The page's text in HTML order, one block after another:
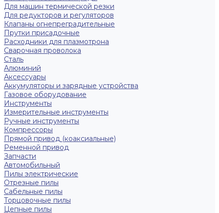
Для машин термической резки
Для редукторов и регуляторов
Клапаны огнепреградительные
Прутки присадочные
Расходники для плазмотрона
Сварочная проволока
Сталь
Алюминий
Аксессуары
Аккумуляторы и зарядные устройства
Газовое оборудование
Инструменты
Измерительные инструменты
Ручные инструменты
Компрессоры
Прямой привод (коаксиальные)
Ременной привод
Запчасти
Автомобильный
Пилы электрические
Отрезные пилы
Сабельные пилы
Торцовочные пилы
Цепные пилы